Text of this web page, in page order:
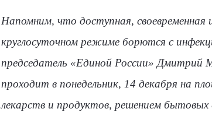
Напомним, что доступная,
круглосуточном режиме борются с
председатель «Единой России» Дмитрий
проходит в понедельник, 14 декабря на
лекарств и продуктов, решением